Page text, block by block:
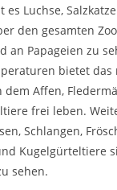
es Luchse,
den gesamten
an Papageien zu
bietet das
dem Affen,
frei leben.
Schlangen,
Kugelgürteltiere
sehen.